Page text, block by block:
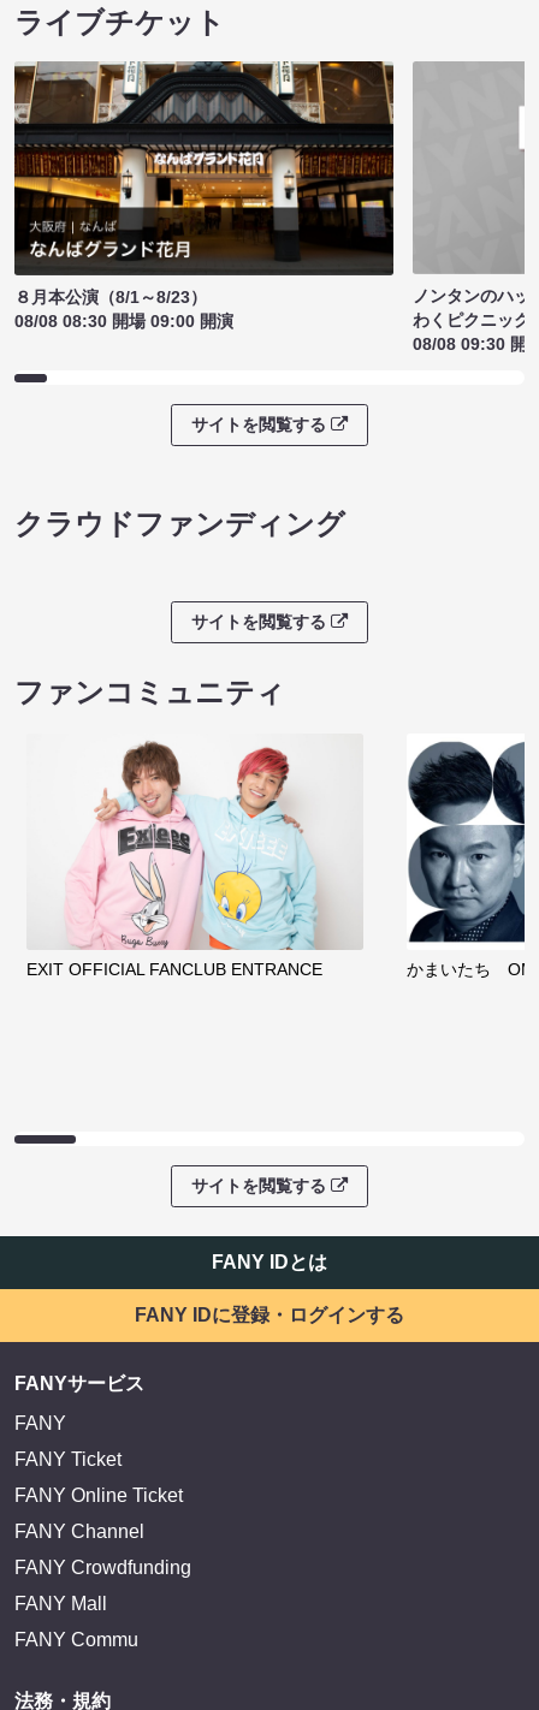
ライブチケット
８月本公演（8/1～8/23）
08/08 08:30 開場 09:00 開演
ノンタンのハッ
わくピクニック
08/08 09:30 開
サイトを閲覧する
クラウドファンディング
サイトを閲覧する
ファンコミュニティ
EXIT OFFICIAL FANCLUB ENTRANCE かまいたち
サイトを閲覧する
FANY IDとは
FANY IDに登録・ログインする
FANYサービス
FANY
FANY Ticket
FANY Online Ticket
FANY Channel
FANY Crowdfunding
FANY Mall
FANY Commu
法務・規約